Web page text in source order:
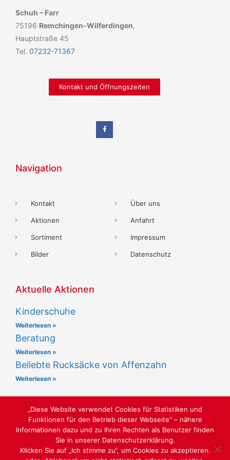
Schuh – Farr
75196 Remchingen-Wilferdingen,
Hauptstraße 45
Tel. 07232-71367
Kontakt und Öffnungszeiten
Navigation
Kontakt
Aktionen
Sortiment
Bilder
Über uns
Anfahrt
Impressum
Datenschutz
Aktuelle Aktionen
Kinderschuhe
Weiterlesen »
Beratung
Weiterlesen »
Beliebte Rucksäcke von Affenzahn
Weiterlesen »
LUST AUF SCHÖNE SCHUHE
„Diese Website verwendet Cookies für Statistiken und
Funktionen für den Betrieb dieser Webseite“ – nähere
Informationen dazu und zu Ihren Rechten als Benutzer finden
Sie in unserer Datenschutzerklärung.
Klicken Sie auf „Ich stimme zu“, um Cookies zu akzeptieren.